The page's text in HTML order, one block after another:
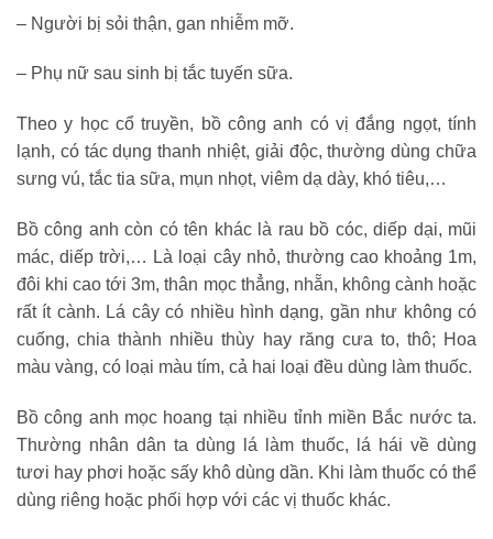
– Người bị sỏi thận, gan nhiễm mỡ.
– Phụ nữ sau sinh bị tắc tuyến sữa.
Theo y học cổ truyền, bồ công anh có vị đắng ngọt, tính
lạnh, có tác dụng thanh nhiệt, giải độc, thường dùng chữa
sưng vú, tắc tia sữa, mụn nhọt, viêm dạ dày, khó tiêu,…
Bồ công anh còn có tên khác là rau bồ cóc, diếp dại, mũi
mác, diếp trời,… Là loại cây nhỏ, thường cao khoảng 1m,
đôi khi cao tới 3m, thân mọc thẳng, nhẵn, không cành hoặc
rất ít cành. Lá cây có nhiều hình dạng, gần như không có
cuống, chia thành nhiều thùy hay răng cưa to, thô; Hoa
màu vàng, có loại màu tím, cả hai loại đều dùng làm thuốc.
Bồ công anh mọc hoang tại nhiều tỉnh miền Bắc nước ta.
Thường nhân dân ta dùng lá làm thuốc, lá hái về dùng
tươi hay phơi hoặc sấy khô dùng dần. Khi làm thuốc có thể
dùng riêng hoặc phối hợp với các vị thuốc khác.